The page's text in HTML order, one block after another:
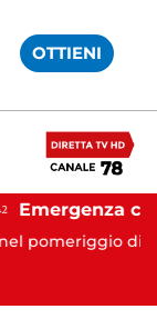
OTTIENI
di ieri,